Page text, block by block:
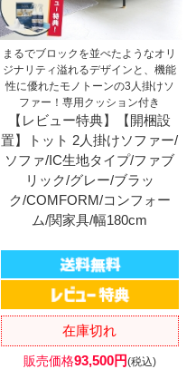
まるでブロックを並べたようなオリ
ジナリティ溢れるデザインと、機能
性に優れたモノトーンの3人掛けソ
ファー！専用クッション付き
【レビュー特典】【開梱設
置】トット 2人掛けソファー/
ソファ/IC生地タイプ/ファブ
リック/グレー/ブラッ
ク/COMFORM/コンフォー
ム/関家具/幅180cm
在庫切れ
販売価格93,500円(税込)